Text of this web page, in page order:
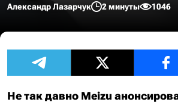
Александр Лазарчук 2 минуты 1046
Не так давно Meizu